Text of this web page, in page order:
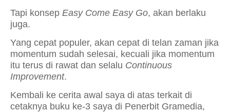
Tapi konsep Easy Come Easy Go, akan berlaku
juga.
Yang cepat populer, akan cepat di telan zaman jika
momentum sudah selesai, kecuali jika momentum
itu terus di rawat dan selalu Continuous
Improvement.
Kembali ke cerita awal saya di atas terkait di
cetaknya buku ke-3 saya di Penerbit Gramedia,